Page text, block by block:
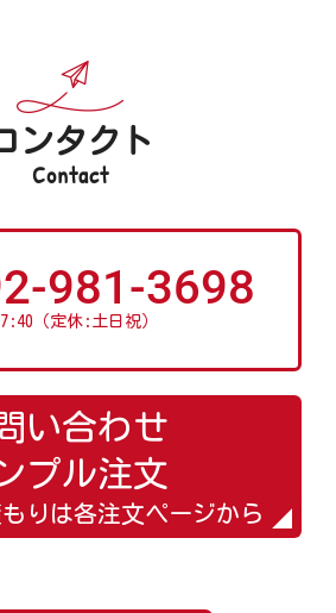
ンタクト
Contact
981-3698
（定休:土日祝）
い合わせ
プル注文
もりは各注文ページから